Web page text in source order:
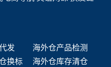
发
海外仓产品检测
换标 海外仓库存清仓